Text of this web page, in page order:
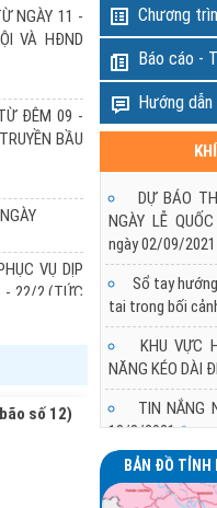
vào ngày 12/3 đang suy yếu
có không khí lạnh tăng cường
không khí lạnh suy yếu nhanh.
NGÀY 11 -
VÀ HĐND
ĐÊM 09 -
BẦU
VỤ DỊP
- 22/2 (TỨC
VỤ DỊP
số 12)
Chương
Báo cáo -
Hướng
DỰ BÁO
NGÀY LỄ
ngày 02/09/
Sổ tay
tai trong bối
KHU VỰC
NĂNG KÉO DÀI
TIN NẮNG
18/8/2021()
TÌNH HÌNH
()
BẢN ĐỒ TỈNH